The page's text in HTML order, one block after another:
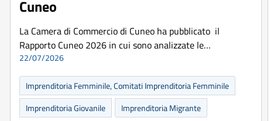
Cuneo
La Camera di Commercio di Cuneo ha pubblicato il
Rapporto Cuneo 2026 in cui sono analizzate le…
22/07/2026
Imprenditoria Femminile, Comitati Imprenditoria Femminile
Imprenditoria Giovanile
Imprenditoria Migrante